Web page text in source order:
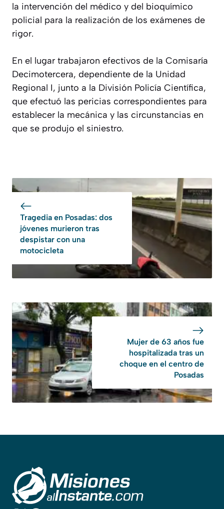
la intervención del médico y del bioquímico
policial para la realización de los exámenes de
rigor.
En el lugar trabajaron efectivos de la Comisaría
Decimotercera, dependiente de la Unidad
Regional I, junto a la División Policía Científica,
que efectuó las pericias correspondientes para
establecer la mecánica y las circunstancias en
que se produjo el siniestro.
Tragedia en Posadas: dos
jóvenes murieron tras
despistar con una
motocicleta
Mujer de 63 años fue
hospitalizada tras un
choque en el centro de
Posadas